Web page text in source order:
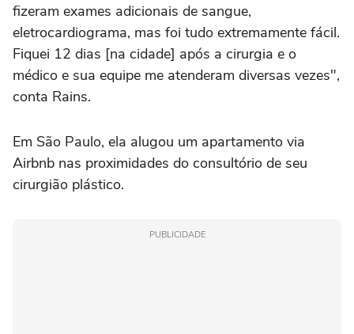
fizeram exames adicionais de sangue,
eletrocardiograma, mas foi tudo extremamente fácil.
Fiquei 12 dias [na cidade] após a cirurgia e o
médico e sua equipe me atenderam diversas vezes",
conta Rains.
Em São Paulo, ela alugou um apartamento via
Airbnb nas proximidades do consultório de seu
cirurgião plástico.
PUBLICIDADE